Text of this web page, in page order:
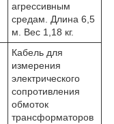
агрессивным
средам. Длина 6,5
м. Вес 1,18 кг.
Кабель для
измерения
электрического
сопротивления
обмоток
трансформаторов